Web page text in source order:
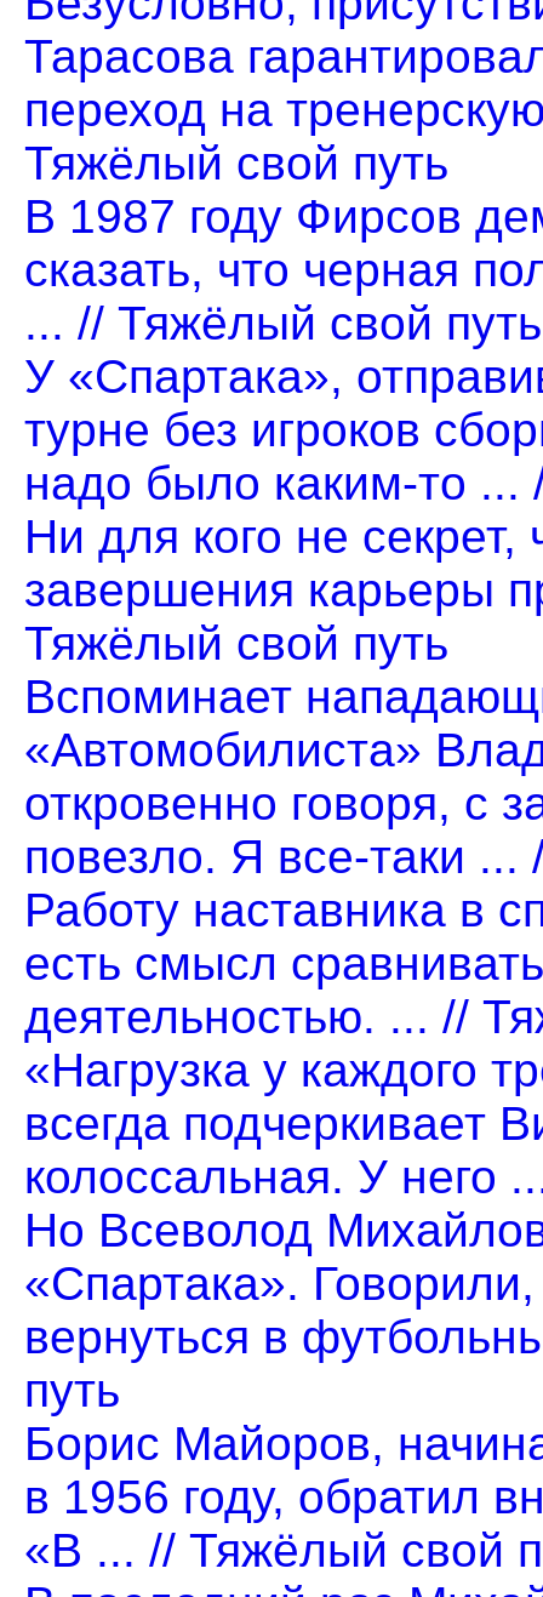
Тарасова
переход на
Тяжёлый свой путь
В 1987 году Фирсов
сказать, что черная
... // Тяжёлый свой путь
У «Спартака»,
турне без игроков
надо было каким-то ...
Ни для кого не
завершения карьеры
Тяжёлый свой путь
Вспоминает
«Автомобилиста»
откровенно говоря, с
повезло. Я все-таки
Работу наставника в
есть смысл
деятельностью. ... //
«Нагрузка у каждого
всегда подчеркивает
колоссальная. У него
Но Всеволод
«Спартака».
вернуться в
путь
Борис Майоров,
в 1956 году, обратил
«В ... // Тяжёлый свой